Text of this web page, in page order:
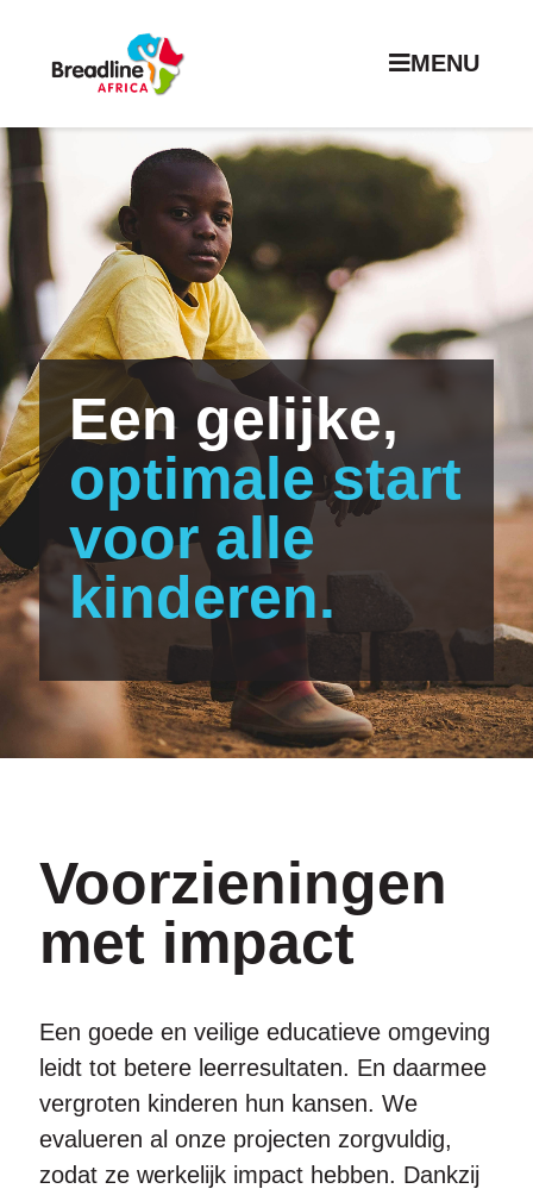
MENU
Een gelijke,
optimale start
voor alle
kinderen.
Voorzieningen
met impact
Een goede en veilige educatieve omgeving
leidt tot betere leerresultaten. En daarmee
vergroten kinderen hun kansen. We
evalueren al onze projecten zorgvuldig,
zodat ze werkelijk impact hebben. Dankzij